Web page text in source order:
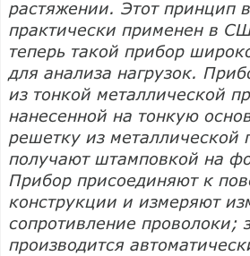
растяжении. Этот принцип
практически применен в
теперь такой прибор
для анализа нагрузок.
из тонкой металлической
нанесенной на тонкую
решетку из металлической
получают штамповкой на
Прибор присоединяют к
конструкции и измеряют
сопротивление проволоки;
производится